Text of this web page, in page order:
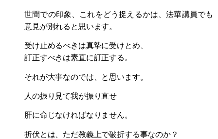
世間での印象、これをどう捉えるかは、法華講員でも
意見が別れると思います。
受け止めるべきは真摯に受けとめ、
訂正すべきは素直に訂正する。
それが大事なのでは、と思います。
人の振り見て我が振り直せ
肝に命じなければなりません。
折伏とは、ただ教義上で破折する事なのか？